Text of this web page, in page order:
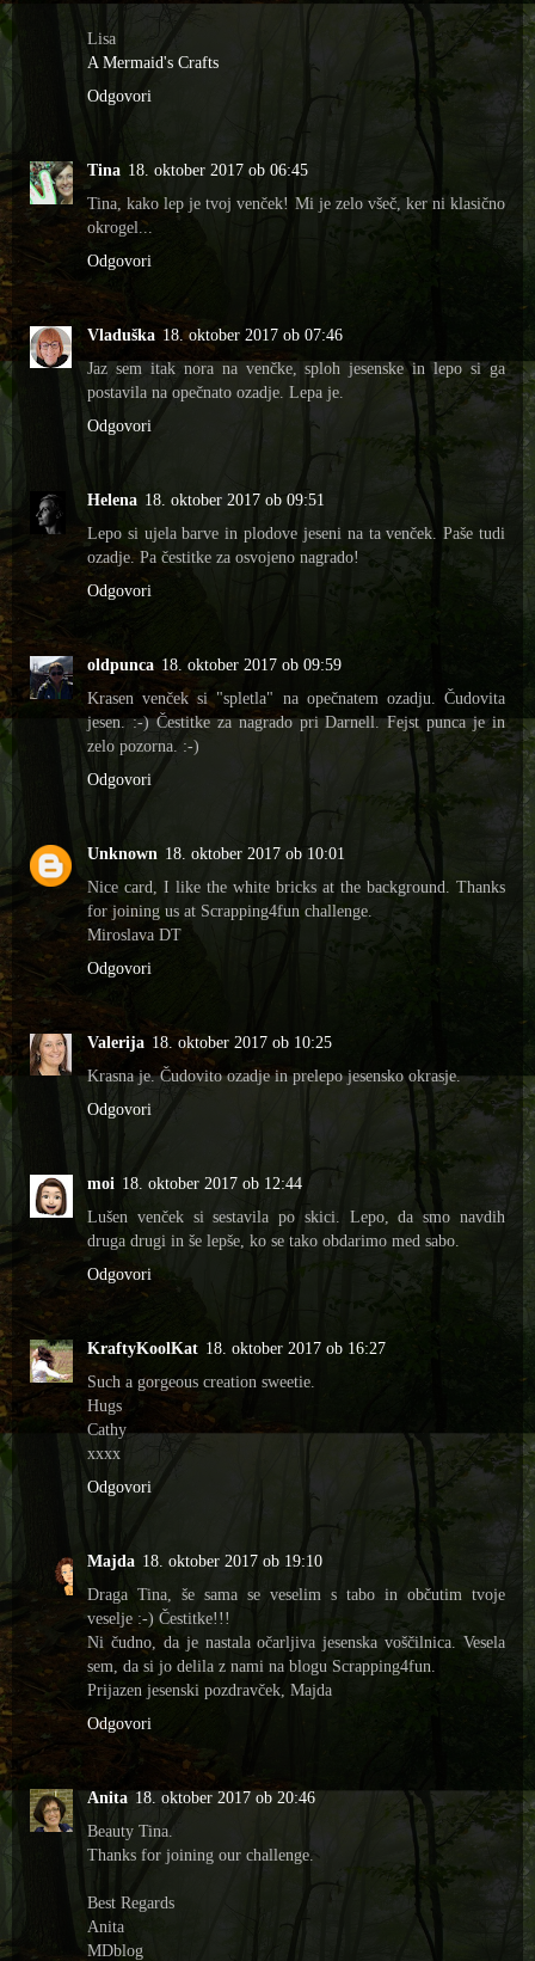
Lisa
A Mermaid's Crafts
Odgovori
Tina 18. oktober 2017 ob 06:45
Tina, kako lep je tvoj venček! Mi je zelo všeč, ker ni klasično
okrogel...
Odgovori
Vladuška 18. oktober 2017 ob 07:46
Jaz sem itak nora na venčke, sploh jesenske in lepo si ga
postavila na opečnato ozadje. Lepa je.
Odgovori
Helena 18. oktober 2017 ob 09:51
Lepo si ujela barve in plodove jeseni na ta venček. Paše tudi
ozadje. Pa čestitke za osvojeno nagrado!
Odgovori
oldpunca 18. oktober 2017 ob 09:59
Krasen venček si "spletla" na opečnatem ozadju. Čudovita
jesen. :-) Čestitke za nagrado pri Darnell. Fejst punca je in
zelo pozorna. :-)
Odgovori
Unknown 18. oktober 2017 ob 10:01
Nice card, I like the white bricks at the background. Thanks
for joining us at Scrapping4fun challenge.
Miroslava DT
Odgovori
Valerija 18. oktober 2017 ob 10:25
Krasna je. Čudovito ozadje in prelepo jesensko okrasje.
Odgovori
moi 18. oktober 2017 ob 12:44
Lušen venček si sestavila po skici. Lepo, da smo navdih
druga drugi in še lepše, ko se tako obdarimo med sabo.
Odgovori
KraftyKoolKat 18. oktober 2017 ob 16:27
Such a gorgeous creation sweetie.
Hugs
Cathy
xxxx
Odgovori
Majda 18. oktober 2017 ob 19:10
Draga Tina, še sama se veselim s tabo in občutim tvoje
veselje :-) Čestitke!!!
Ni čudno, da je nastala očarljiva jesenska voščilnica. Vesela
sem, da si jo delila z nami na blogu Scrapping4fun.
Prijazen jesenski pozdravček, Majda
Odgovori
Anita 18. oktober 2017 ob 20:46
Beauty Tina.
Thanks for joining our challenge.
Best Regards
Anita
MDblog